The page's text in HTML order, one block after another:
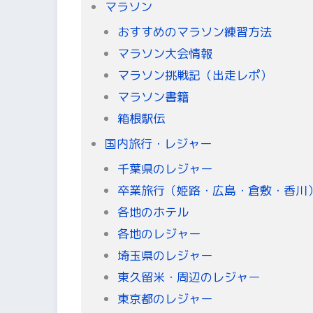
マラソン
おすすめのマラソン練習方法
マラソン大会情報
マラソン挑戦記（出走レポ）
マラソン書籍
箱根駅伝
国内旅行・レジャー
千葉県のレジャー
卒業旅行（姫路・広島・倉敷・香川
各地のホテル
各地のレジャー
埼玉県のレジャー
東久留米・周辺のレジャー
東京都のレジャー